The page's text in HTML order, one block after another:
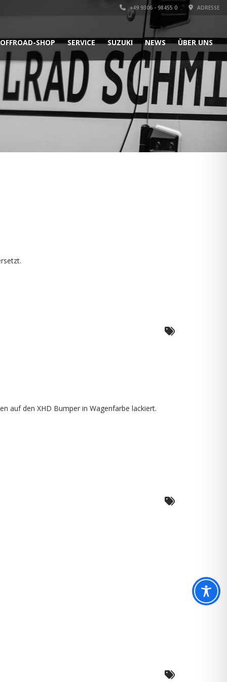
+49 9306 - 98455 0 ADRESSE
OFFROAD-SHOP SERVICE SUZUKI NEWS ÜBER UNS
auf den XHD Bumper in Wagenfarbe lackiert.